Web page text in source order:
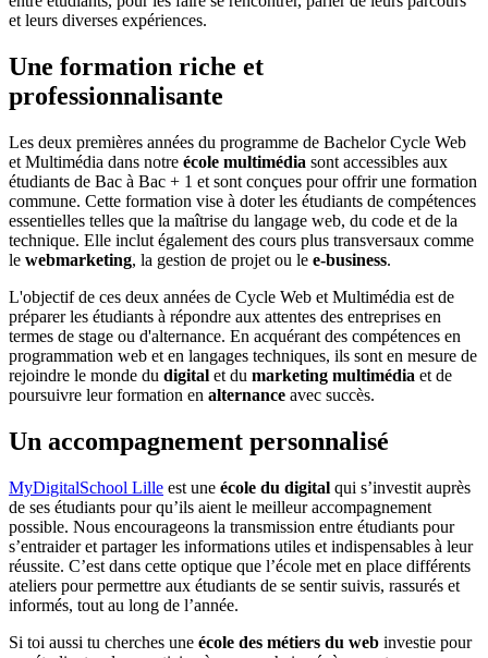
et leurs diverses expériences.
Une formation riche et
professionnalisante
Les deux premières années du programme de Bachelor Cycle Web
et Multimédia dans notre école multimédia sont accessibles aux
étudiants de Bac à Bac + 1 et sont conçues pour offrir une formation
commune. Cette formation vise à doter les étudiants de compétences
essentielles telles que la maîtrise du langage web, du code et de la
technique. Elle inclut également des cours plus transversaux comme
le webmarketing, la gestion de projet ou le e-business.
L'objectif de ces deux années de Cycle Web et Multimédia est de
préparer les étudiants à répondre aux attentes des entreprises en
termes de stage ou d'alternance. En acquérant des compétences en
programmation web et en langages techniques, ils sont en mesure de
rejoindre le monde du digital et du marketing multimédia et de
poursuivre leur formation en alternance avec succès.
Un accompagnement personnalisé
MyDigitalSchool Lille est une école du digital qui s’investit auprès
de ses étudiants pour qu’ils aient le meilleur accompagnement
possible. Nous encourageons la transmission entre étudiants pour
s’entraider et partager les informations utiles et indispensables à leur
réussite. C’est dans cette optique que l’école met en place différents
ateliers pour permettre aux étudiants de se sentir suivis, rassurés et
informés, tout au long de l’année.
Si toi aussi tu cherches une école des métiers du web investie pour